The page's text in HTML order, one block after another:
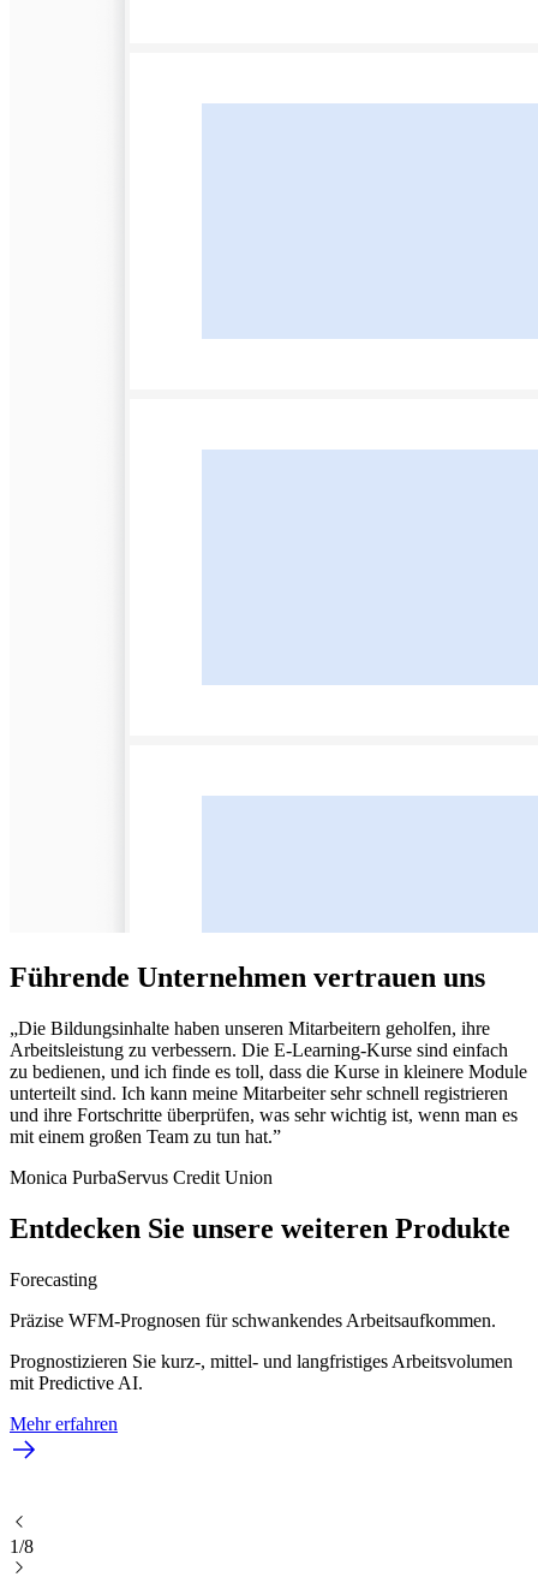
Führende Unternehmen vertrauen uns
„Die Bildungsinhalte haben unseren Mitarbeitern geholfen, ihre
Arbeitsleistung zu verbessern. Die E-Learning-Kurse sind einfach
zu bedienen, und ich finde es toll, dass die Kurse in kleinere Module
unterteilt sind. Ich kann meine Mitarbeiter sehr schnell registrieren
und ihre Fortschritte überprüfen, was sehr wichtig ist, wenn man es
mit einem großen Team zu tun hat.”
Monica PurbaServus Credit Union
Entdecken Sie unsere weiteren Produkte
Forecasting
Präzise WFM-Prognosen für schwankendes Arbeitsaufkommen.
Prognostizieren Sie kurz-, mittel- und langfristiges Arbeitsvolumen
mit Predictive AI.
Mehr erfahren
1/8